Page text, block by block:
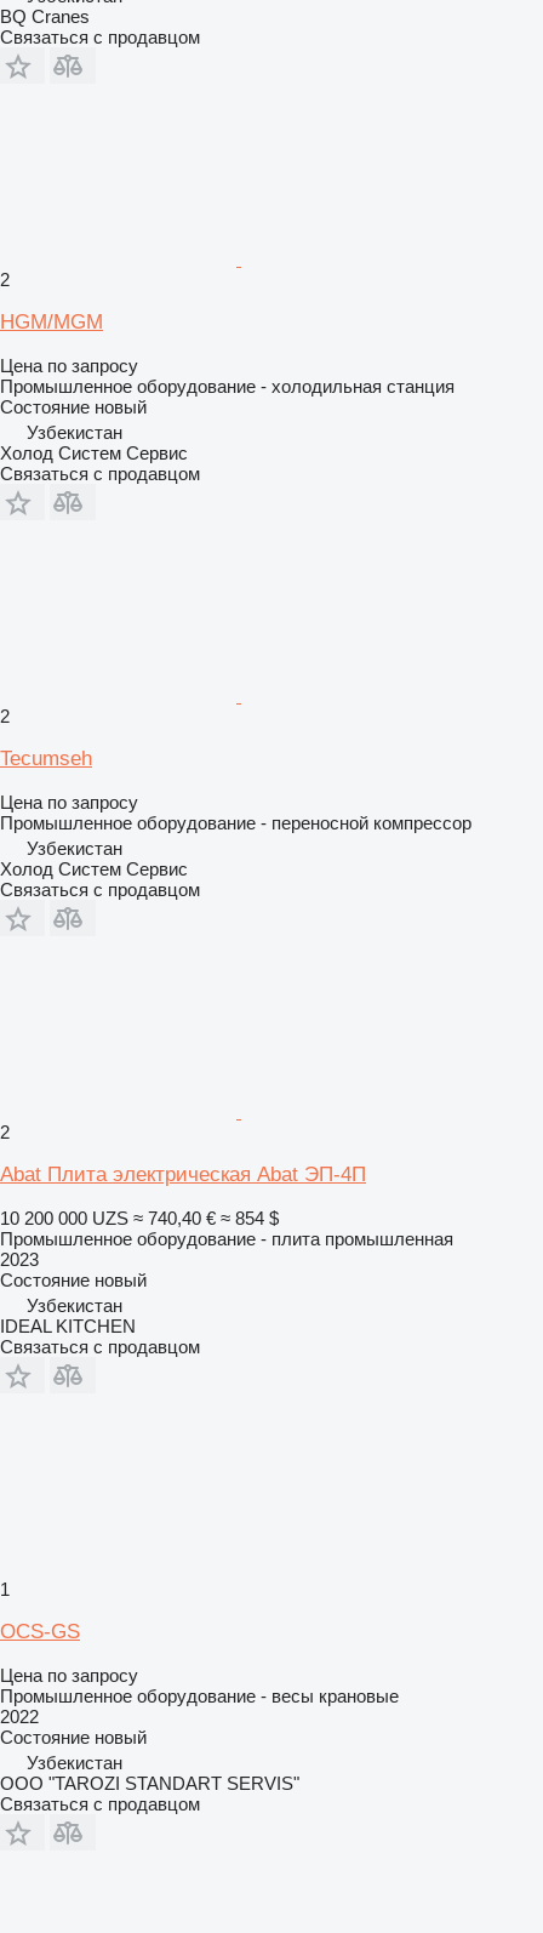
BQ Cranes
Связаться с продавцом
2
HGM/MGM
Цена по запросу
Промышленное оборудование - холодильная станция
Состояние новый
Узбекистан
Холод Систем Сервис
Связаться с продавцом
2
Tecumseh
Цена по запросу
Промышленное оборудование - переносной компрессор
Узбекистан
Холод Систем Сервис
Связаться с продавцом
2
Abat Плита электрическая Abat ЭП-4П
10 200 000 UZS ≈ 740,40 € ≈ 854 $
Промышленное оборудование - плита промышленная
2023
Состояние новый
Узбекистан
IDEAL KITCHEN
Связаться с продавцом
1
OCS-GS
Цена по запросу
Промышленное оборудование - весы крановые
2022
Состояние новый
Узбекистан
ООО "TAROZI STANDART SERVIS"
Связаться с продавцом